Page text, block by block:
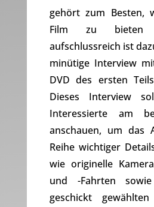
gehört zum Besten,
Film zu bieten
aufschlussreich ist
minütige Interview
DVD des ersten
Dieses Interview
Interessierte am
anschauen, um das
Reihe wichtiger
wie originelle
und -Fahrten
geschickt